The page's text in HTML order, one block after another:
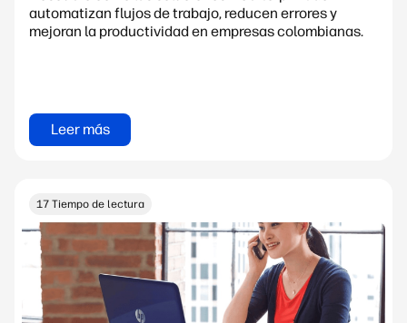
automatizan flujos de trabajo, reducen errores y
mejoran la productividad en empresas colombianas.
Leer más
17 Tiempo de lectura